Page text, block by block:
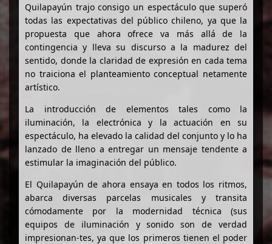
Quilapayún trajo consigo un espectáculo que superó
todas las expectativas del público chileno, ya que la
propuesta que ahora ofrece va más allá de la
contingencia y lleva su discurso a la madurez del
sentido, donde la claridad de expresión en cada tema
no traiciona el planteamiento conceptual netamente
artístico.
La introducción de elementos tales como la
iluminación, la electrónica y la actuación en su
espectáculo, ha elevado la calidad del conjunto y lo ha
lanzado de lleno a entregar un mensaje tendente a
estimular la imaginación del público.
El Quilapayún de ahora ensaya en todos los ritmos,
abarca diversas parcelas musicales y transita
cómodamente por la modernidad técnica (sus
equipos de iluminación y sonido son de verdad
impresionan-tes, ya que los primeros tienen el poder